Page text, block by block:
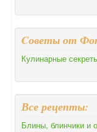
Cоветы от
Кулинарные
Все рецепты:
Блины, блинчики и